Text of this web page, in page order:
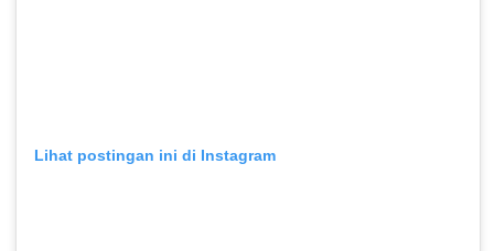
Lihat postingan ini di Instagram